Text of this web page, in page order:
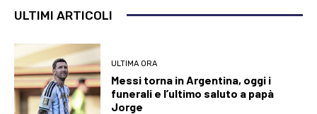
ULTIMI ARTICOLI
ULTIMA ORA
Messi torna in Argentina, oggi i
funerali e l’ultimo saluto a papà
Jorge